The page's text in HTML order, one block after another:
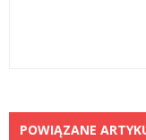
POWIĄZANE